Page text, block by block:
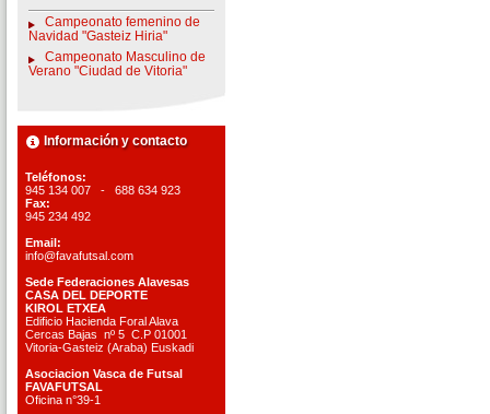
Campeonato femenino de
Navidad "Gasteiz Hiria"
Campeonato Masculino de
Verano "Ciudad de Vitoria"
Información y contacto
Teléfonos:
945 134 007 - 688 634 923
Fax:
945 234 492
Email:
info@favafutsal.com
Sede Federaciones Alavesas
CASA DEL DEPORTE
KIROL ETXEA
Edificio Hacienda Foral Alava
Cercas Bajas nº 5 C.P 01001
Vitoria-Gasteiz (Araba) Euskadi
Asociacion Vasca de Futsal
FAVAFUTSAL
Oficina n°39-1